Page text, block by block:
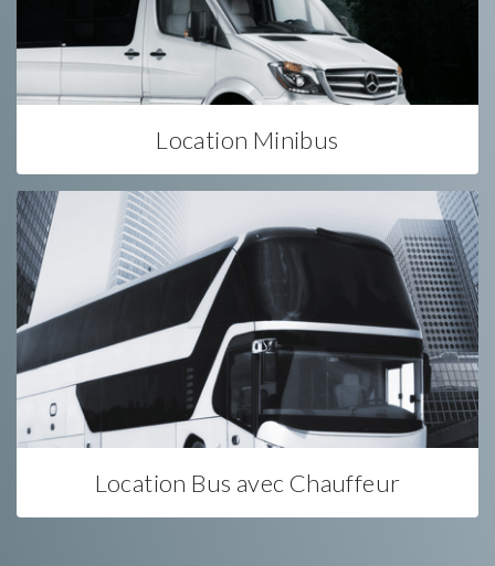
Location Minibus
Location Bus avec Chauffeur